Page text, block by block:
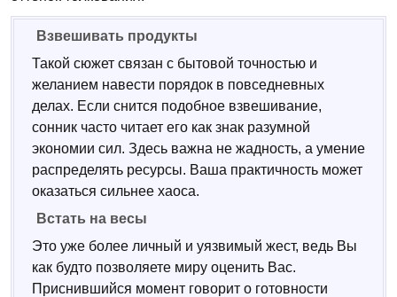
Взвешивать продукты
Такой сюжет связан с бытовой точностью и
желанием навести порядок в повседневных
делах. Если снится подобное взвешивание,
сонник часто читает его как знак разумной
экономии сил. Здесь важна не жадность, а умение
распределять ресурсы. Ваша практичность может
оказаться сильнее хаоса.
Встать на весы
Это уже более личный и уязвимый жест, ведь Вы
как будто позволяете миру оценить Вас.
Приснившийся момент говорит о готовности